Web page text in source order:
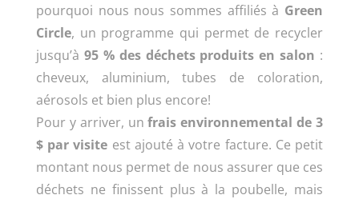
pourquoi nous nous sommes affiliés à Green
Circle, un programme qui permet de recycler
jusqu’à 95 % des déchets produits en salon :
cheveux, aluminium, tubes de coloration,
aérosols et bien plus encore!
Pour y arriver, unfrais environnemental de 3
$ par visite est ajouté à votre facture. Ce petit
montant nous permet de nous assurer que ces
déchets ne finissent plus à la poubelle, mais